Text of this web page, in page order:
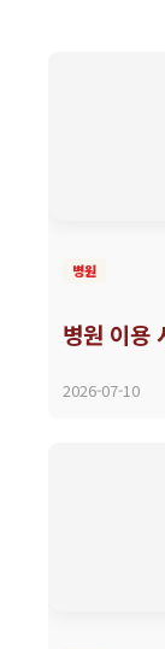
병원
병원 이용
2026-07-10